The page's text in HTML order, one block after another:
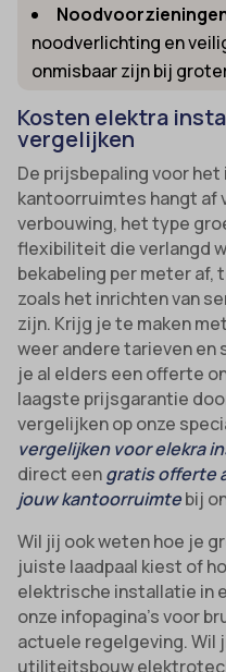
noodverlichting en
onmisbaar zijn bij
Kosten elektra
vergelijken
De prijsbepaling voor
kantoorruimtes hangt af
verbouwing, het type
flexibiliteit die verlangd
bekabeling per meter
zoals het inrichten van
zijn. Krijg je te maken
weer andere tarieven en
je al elders een offerte
laagste prijsgarantie
vergelijken op onze
vergelijken voor elekra
direct eengratis offerte
jouw kantoorruimtebij
Wil jij ook weten hoe je
juiste laadpaal kiest of
elektrische installatie in
onze infopagina’s voor
actuele regelgeving. Wil
utiliteitsbouw